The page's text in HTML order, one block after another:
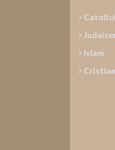
Islam